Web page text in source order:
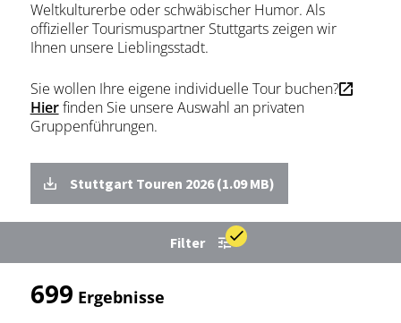
Citytour
Übernachtung
Erlebnisse
Essen & Trinken
Kultur
Feste & Highlights
Weltkulturerbe oder schwäbischer Humor. Als
offizieller Tourismuspartner Stuttgarts zeigen wir
Ihnen unsere Lieblingsstadt.
Sie wollen Ihre eigene individuelle Tour buchen?
Hierfinden Sie unsere Auswahl an privaten
Gruppenführungen.
Stuttgart Touren 2026 (1.09 MB)
Filter
699 Ergebnisse